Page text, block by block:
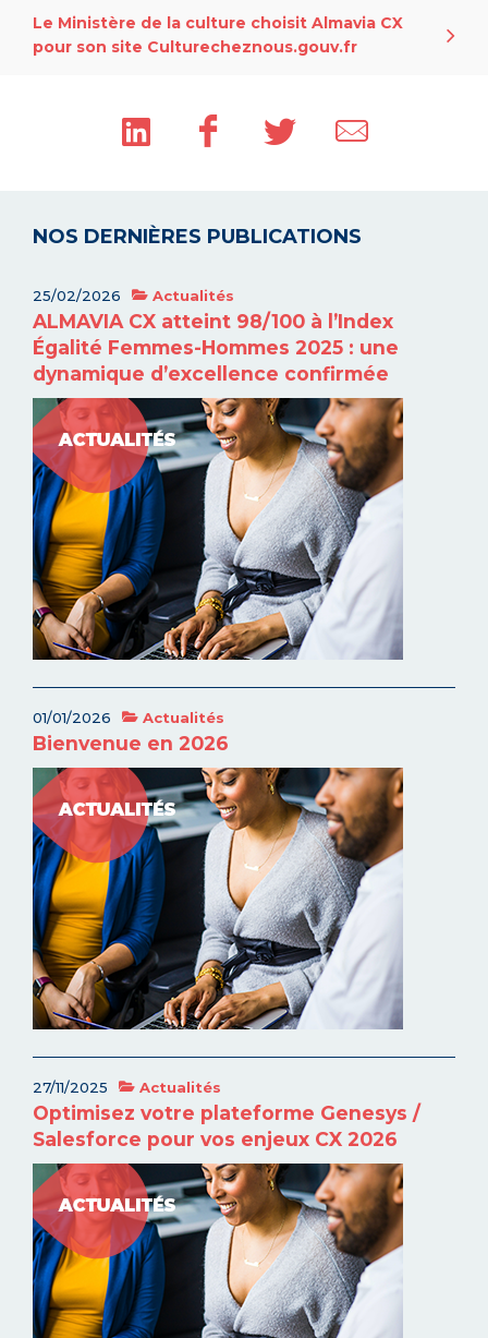
Le Ministère de la culture choisit Almavia CX
pour son site Culturecheznous.gouv.fr
NOS DERNIÈRES PUBLICATIONS
25/02/2026 Actualités
ALMAVIA CX atteint 98/100 à l’Index
Égalité Femmes-Hommes 2025 : une
dynamique d’excellence confirmée
01/01/2026 Actualités
Bienvenue en 2026
27/11/2025 Actualités
Optimisez votre plateforme Genesys /
Salesforce pour vos enjeux CX 2026